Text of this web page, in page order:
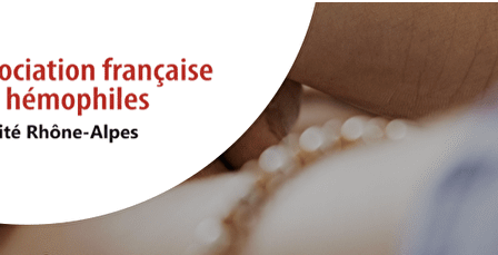
Exporter toutes les colonnes
Exporter uniquement les colonnes affichées
Images de la page d'accueil